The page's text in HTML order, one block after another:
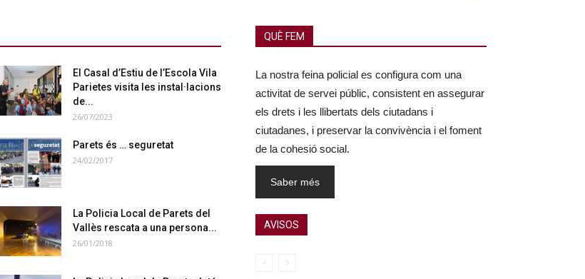
El Casal d’Estiu de l’Escola Vila
Parietes visita les instal·lacions
de...
26/07/2023
Parets és … seguretat
24/02/2017
La Policia Local de Parets del
Vallès rescata a una persona...
26/01/2018
QUÈ FEM
La nostra feina policial es configura com una
activitat de servei públic, consistent en assegurar
els drets i les llibertats dels ciutadans i
ciutadanes, i preservar la convivència i el foment
de la cohesió social.
Saber més
AVISOS